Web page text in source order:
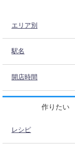
エリア別
駅名
開店時間
作りたい
レシピ